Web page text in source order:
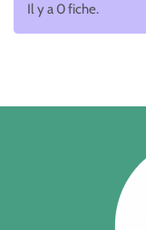
Il y a 0 fiche.